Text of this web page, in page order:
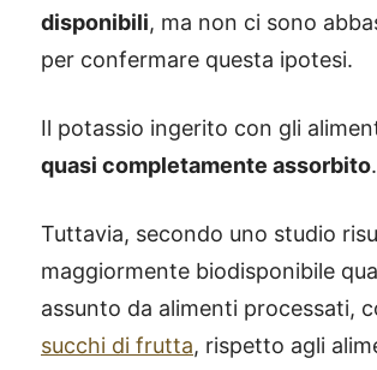
disponibili, ma non ci sono
per confermare questa ipotesi.
Il potassio ingerito con gli
quasi completamente assorbito.
Tuttavia, secondo uno studio
maggiormente biodisponibile
assunto da alimenti processati,
succhi di frutta, rispetto agli